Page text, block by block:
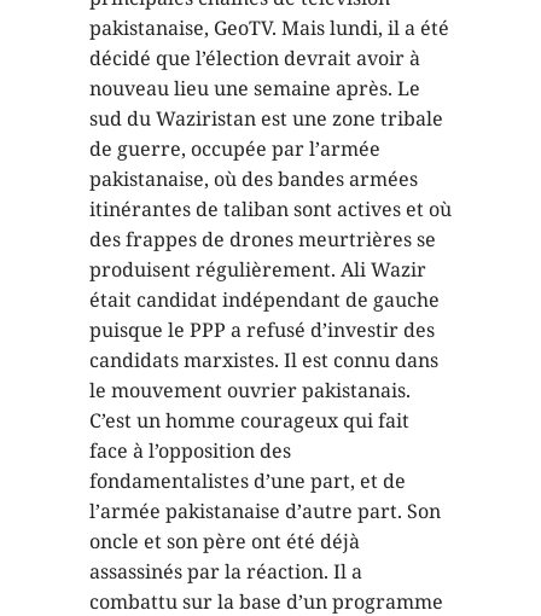
pakistanaise, GeoTV. Mais lundi, il a été
décidé que l’élection devrait avoir à
nouveau lieu une semaine après. Le
sud du Waziristan est une zone tribale
de guerre, occupée par l’armée
pakistanaise, où des bandes armées
itinérantes de taliban sont actives et où
des frappes de drones meurtrières se
produisent régulièrement. Ali Wazir
était candidat indépendant de gauche
puisque le PPP a refusé d’investir des
candidats marxistes. Il est connu dans
le mouvement ouvrier pakistanais.
C’est un homme courageux qui fait
face à l’opposition des
fondamentalistes d’une part, et de
l’armée pakistanaise d’autre part. Son
oncle et son père ont été déjà
assassinés par la réaction. Il a
combattu sur la base d’un programme